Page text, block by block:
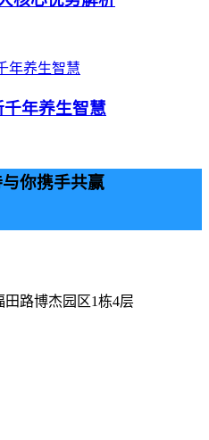
年养生智慧
你携手共赢
路博杰园区1栋4层